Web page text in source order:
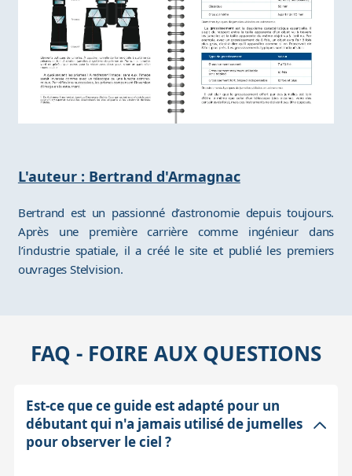
L'auteur : Bertrand d'Armagnac
Bertrand est un passionné d’astronomie depuis toujours.
Après une première carrière comme ingénieur dans
l’industrie spatiale, il a créé le site et publié les premiers
ouvrages Stelvision.
FAQ - FOIRE AUX QUESTIONS
Est-ce que ce guide est adapté pour un
débutant qui n'a jamais utilisé de jumelles
pour observer le ciel ?